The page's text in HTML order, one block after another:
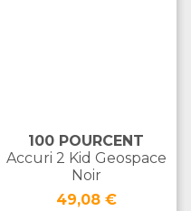
100 POURCENT
Accuri 2 Kid Geospace
Noir
Prix
49,08 €